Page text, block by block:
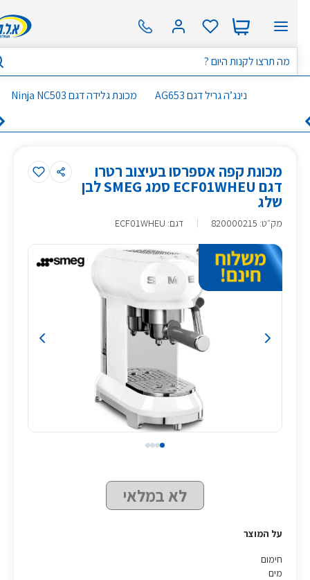
נינג’ה גריל דגם AG653 מכונת גלידה דגם Ninja NC503
מכונת קפה אספרסו בעיצוב רטרו
דגם ECF01WHEU סמג SMEG לבן
שלג
מק״ט:
820000215 דגם: ECF01WHEU
לא במלאי
על המוצר
חימום
מים